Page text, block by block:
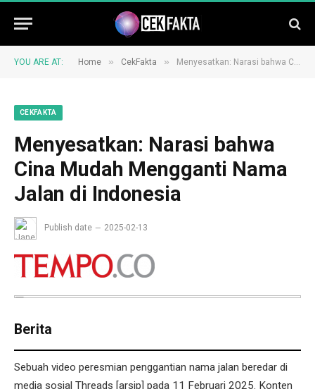
YOU ARE AT: Home » CekFakta » Menyesatkan: Narasi bahwa Cina Mudah Mengganti Nama Jalan di Indonesia
CEKFAKTA
Menyesatkan: Narasi bahwa
Cina Mudah Mengganti Nama
Jalan di Indonesia
Publish date 2025-02-13
Berita
Sebuah video peresmian penggantian nama jalan beredar di
media sosial Threads [arsip] pada 11 Februari 2025. Konten